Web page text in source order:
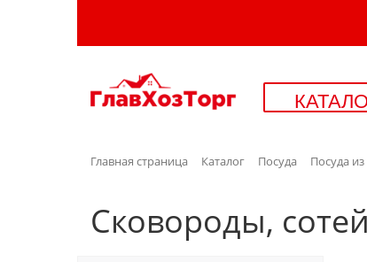
Главная страница Каталог Посуда Посуда
Сковороды,